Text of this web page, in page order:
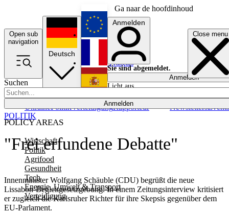
Ga naar de hoofdinhoud
Open sub
navigation
Close menu
Suchen
Anmelden
POLICY AREAS
Wirtschaft
Politik
Agrifood
Gesundheit
Tech
Energie, Umwelt & Transport
Verteidigung
UkrainePolitikVerteidigungRapporteur NewslettersEvents
Deutsch
English
Français
Anmelden
Sie sind abgemeldet.
Anmelden
Licht aus
"Frei erfundene Debatte"
Innenminister Wolfgang Schäuble (CDU) begrüßt die neue
Lissabon-Begleitgesetzgebung. In einem Zeitungsinterview kritisiert
er zugleich die Karlsruher Richter für ihre Skepsis gegenüber dem
EU-Parlament.
POLITIK